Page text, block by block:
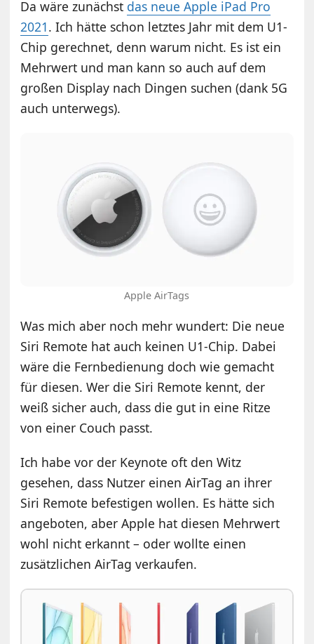
Da wäre zunächst das neue Apple iPad Pro
2021. Ich hätte schon letztes Jahr mit dem U1-
Chip gerechnet, denn warum nicht. Es ist ein
Mehrwert und man kann so auch auf dem
großen Display nach Dingen suchen (dank 5G
auch unterwegs).
Apple AirTags
Was mich aber noch mehr wundert: Die neue
Siri Remote hat auch keinen U1-Chip. Dabei
wäre die Fernbedienung doch wie gemacht
für diesen. Wer die Siri Remote kennt, der
weiß sicher auch, dass die gut in eine Ritze
von einer Couch passt.
Ich habe vor der Keynote oft den Witz
gesehen, dass Nutzer einen AirTag an ihrer
Siri Remote befestigen wollen. Es hätte sich
angeboten, aber Apple hat diesen Mehrwert
wohl nicht erkannt – oder wollte einen
zusätzlichen AirTag verkaufen.